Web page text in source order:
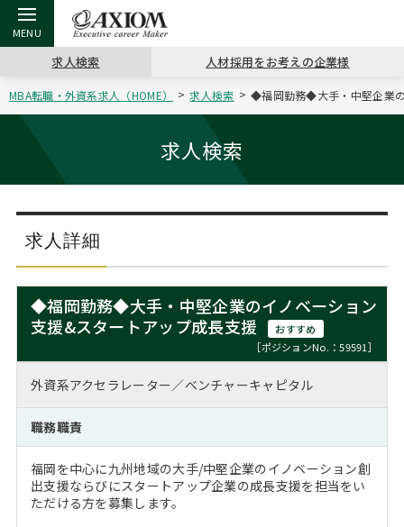
戻る
アクシアムの特長
戻る
コンサ
サービス案内
戻る
キャリ
コンサルタントの紹介
戻る
キャリア支援 TOP
キャリアデザイン講座
（最新求人市場動向）
戻る
MBAの
ステージ別アドバイス
MBAの転職事例
MBA留学生数の推移
戻る
日本か
インターン受入企業一覧
MBAを生かす求人特集
戻る
転職ツール TOP
英文レジュメの書き方
戻る
パワー
職務経歴書の書き方
よくある面接Q&A集
戻る
転職コラム TOP
“展”職相談室
転職市場の明日をよめ
転職成功への4つの鍵
注目企業インタビュー
戻る
イベント・セミナー TOP
ジョブフェア
キャリアデザインセミナー
キャリアフォーラム
Career Talk Live
MBA NETWORKING
戻る
会社概要 TOP
沿革
主なクライアント
採用情報
ニュースリリース
求人検索 人材採用をお考えの企業様
MBA転職・外資系求人（HOME） 求人検索 ◆福岡勤務◆大手・中堅企業
求人検索
求人詳細
◆福岡勤務◆大手・中堅企業のイノベーション
支援&スタートアップ成長支援
おすすめ
［ポジションNo.：59591］
外資系アクセラレーター／ベンチャーキャピタル
職務職責
福岡を中心に九州地域の大手/中堅企業のイノベーション創
出支援ならびにスタートアップ企業の成長支援を担当をい
ただける方を募集します。